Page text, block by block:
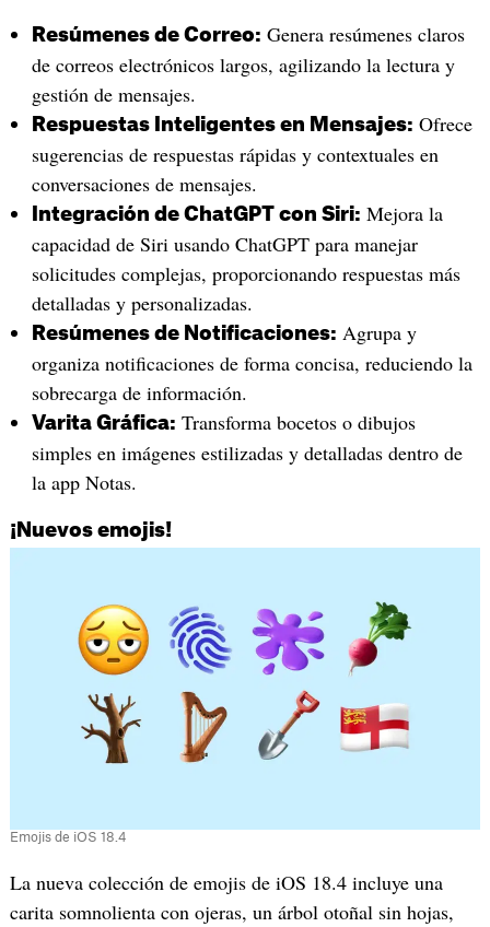
Resúmenes de Correo: Genera resúmenes claros
de correos electrónicos largos, agilizando la lectura y
gestión de mensajes.
Respuestas Inteligentes en Mensajes: Ofrece
sugerencias de respuestas rápidas y contextuales en
conversaciones de mensajes.
Integración de ChatGPT con Siri: Mejora la
capacidad de Siri usando ChatGPT para manejar
solicitudes complejas, proporcionando respuestas más
detalladas y personalizadas.
Resúmenes de Notificaciones: Agrupa y
organiza notificaciones de forma concisa, reduciendo la
sobrecarga de información.
Varita Gráfica: Transforma bocetos o dibujos
simples en imágenes estilizadas y detalladas dentro de
la app Notas.
¡Nuevos emojis!
Emojis de iOS 18.4
La nueva colección de emojis de iOS 18.4 incluye una
carita somnolienta con ojeras, un árbol otoñal sin hojas,